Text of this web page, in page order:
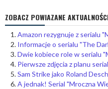
ZOBACZ POWIAZANE
Amazon rezygnuje z serialu
Informacje o serialu "The
Dwie kobiece role w serialu
Pierwsze zdjęcia z planu
Sam Strike jako Roland
A jednak! Serial "Mroczna